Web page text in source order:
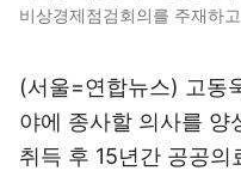
비상경제점검회의를 주재하
(서울=연합뉴스) 고동
야에 종사할 의사를 양
취득 후 15년간 공공